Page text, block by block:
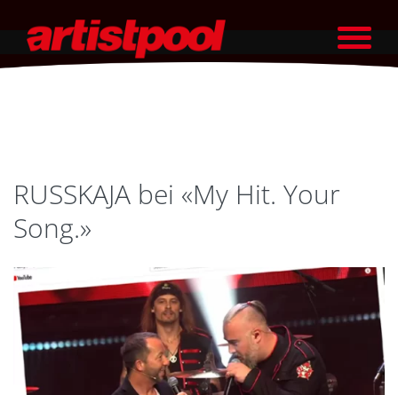
RUSSKAJA bei «My Hit. Your
Song.»